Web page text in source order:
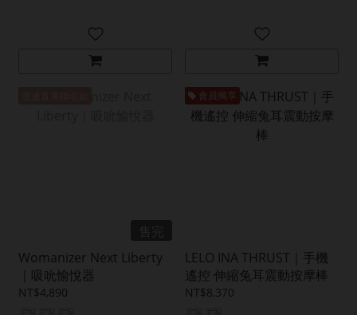
Womanizer Next Liberty
｜吸吮愉悅器
NT$4,890
會員獨享
LELO INA THRUST｜手機
遙控 伸縮兔耳震動按摩棒
NT$8,370